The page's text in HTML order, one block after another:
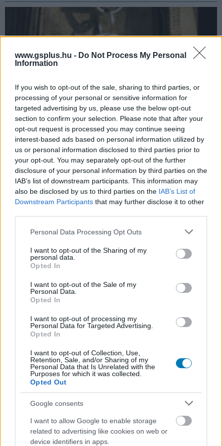
www.gsplus.hu - Do Not Process My Personal
Information
If you wish to opt-out of the sale, sharing to third parties, or
processing of your personal or sensitive information for
targeted advertising by us, please use the below opt-out
section to confirm your selection. Please note that after your
opt-out request is processed you may continue seeing
interest-based ads based on personal information utilized by
us or personal information disclosed to third parties prior to
your opt-out. You may separately opt-out of the further
disclosure of your personal information by third parties on the
IAB’s list of downstream participants. This information may
also be disclosed by us to third parties on the IAB’s List of
Downstream Participants that may further disclose it to other
Please note that this website/app uses one or more Google
not limited to your visit or usage behaviour. You may click to
grant or deny consent to Google and its third-party tags to
use your data for below specified purposes in below Google
consent section.
Personal Data Processing Opt Outs
I want to opt-out of the Sharing of my
personal data.
Opted In
I want to opt-out of the Sale of my
Personal Data.
Opted In
I want to opt-out of processing my
Personal Data for Targeted Advertising.
Opted In
I want to opt-out of Collection, Use,
Retention, Sale, and/or Sharing of my
Personal Data that Is Unrelated with the
Purposes for which it was collected.
Opted Out
Google consents
I want to allow Google to enable storage
related to advertising like cookies on web or
device identifiers in apps.
Új infók derültek ki a Xiaomi AirTag alternatívájáról
pcwplus.hu| 2026.02.12 08:21
A kínai vállalat hamarosan piacra dobja saját nyomkövető
eszközét.
A Spotify új funkciója háttérinfókat ad a dalról, amit
hallgatsz
A kezdeményezés tök jó, de azért van egy kis szépséghibája.